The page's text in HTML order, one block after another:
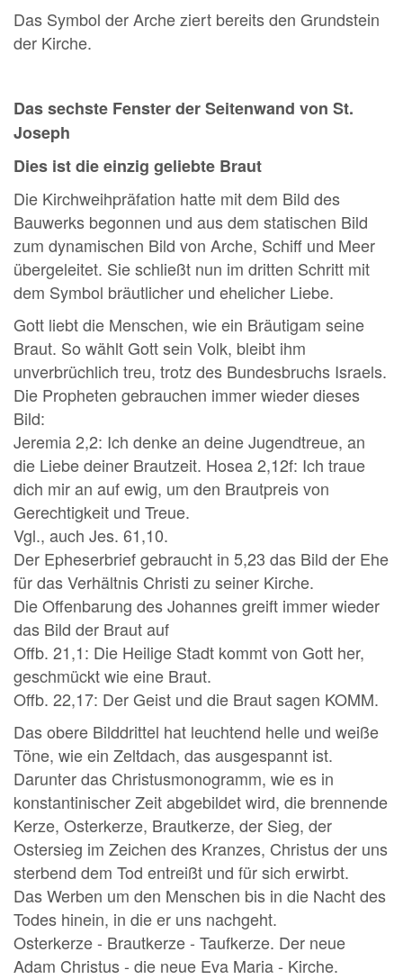
Das Symbol der Arche ziert bereits den Grundstein
der Kirche.
Das sechste Fenster der Seitenwand von St.
Joseph
Dies ist die einzig geliebte Braut
Die Kirchweihpräfation hatte mit dem Bild des
Bauwerks begonnen und aus dem statischen Bild
zum dynamischen Bild von Arche, Schiff und Meer
übergeleitet. Sie schließt nun im dritten Schritt mit
dem Symbol bräutlicher und ehelicher Liebe.
Gott liebt die Menschen, wie ein Bräutigam seine
Braut. So wählt Gott sein Volk, bleibt ihm
unverbrüchlich treu, trotz des Bundesbruchs Israels.
Die Propheten gebrauchen immer wieder dieses
Bild:
Jeremia 2,2: Ich denke an deine Jugendtreue, an
die Liebe deiner Brautzeit. Hosea 2,12f: Ich traue
dich mir an auf ewig, um den Brautpreis von
Gerechtigkeit und Treue.
Vgl., auch Jes. 61,10.
Der Epheserbrief gebraucht in 5,23 das Bild der Ehe
für das Verhältnis Christi zu seiner Kirche.
Die Offenbarung des Johannes greift immer wieder
das Bild der Braut auf
Offb. 21,1: Die Heilige Stadt kommt von Gott her,
geschmückt wie eine Braut.
Offb. 22,17: Der Geist und die Braut sagen KOMM.
Das obere Bilddrittel hat leuchtend helle und weiße
Töne, wie ein Zeltdach, das ausgespannt ist.
Darunter das Christusmonogramm, wie es in
konstantinischer Zeit abgebildet wird, die brennende
Kerze, Osterkerze, Brautkerze, der Sieg, der
Ostersieg im Zeichen des Kranzes, Christus der uns
sterbend dem Tod entreißt und für sich erwirbt.
Das Werben um den Menschen bis in die Nacht des
Todes hinein, in die er uns nachgeht.
Osterkerze - Brautkerze - Taufkerze. Der neue
Adam Christus - die neue Eva Maria - Kirche.